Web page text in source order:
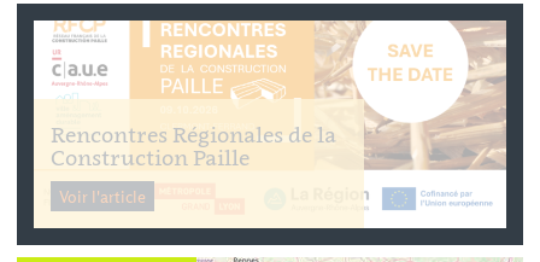
Formation
DEVENEZ
RÉNOVATION BIOSOURCÉE
!
Voir l'article